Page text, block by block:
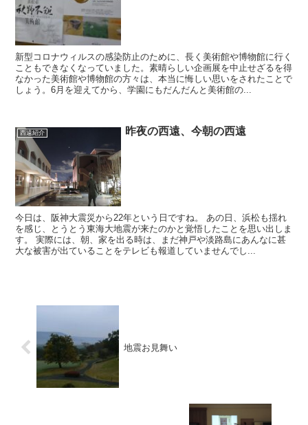
新型コロナウィルスの感染防止のために、長く美術館や博物館に行く
こともできなくなっていました。素晴らしい企画展を中止せざるを得
なかった美術館や博物館の方々は、本当に悔しい思いをされたことで
しょう。6月を迎えてから、学園にもだんだんと美術館の...
西遠紹介 昨夜の西遠、今朝の西遠
今日は、阪神大震災から22年という日ですね。 あの日、浜松も揺れ
を感じ、とうとう東海大地震が来たのかと覚悟したことを思い出しま
す。 実際には、朝、家を出る時は、まだ神戸や淡路島にあんなに甚
大な被害が出ていることをテレビも報道していませんでし...
地震お見舞い